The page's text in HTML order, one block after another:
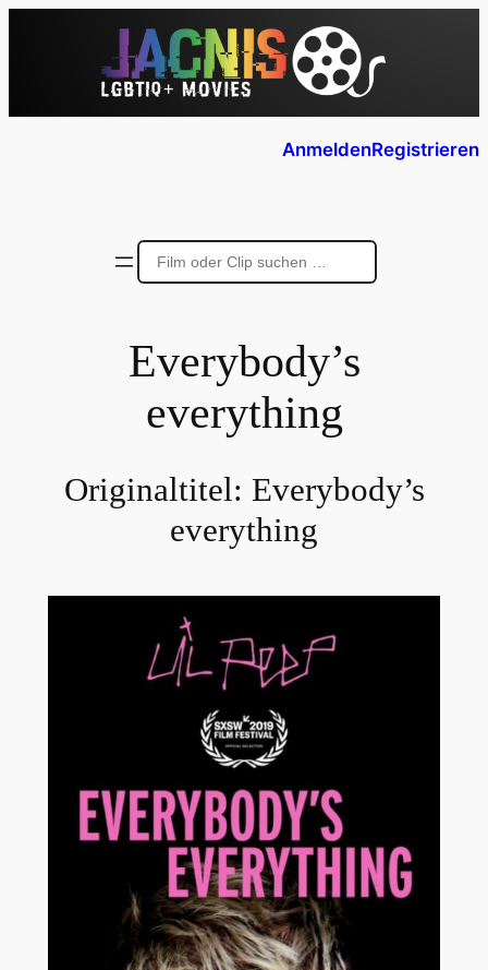
AnmeldenRegistrieren
Everybody’s
everything
Originaltitel: Everybody’s
everything